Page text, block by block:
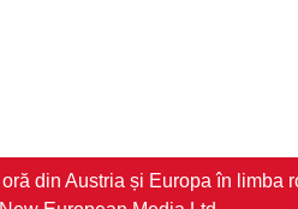
din Austria și Europa în limba